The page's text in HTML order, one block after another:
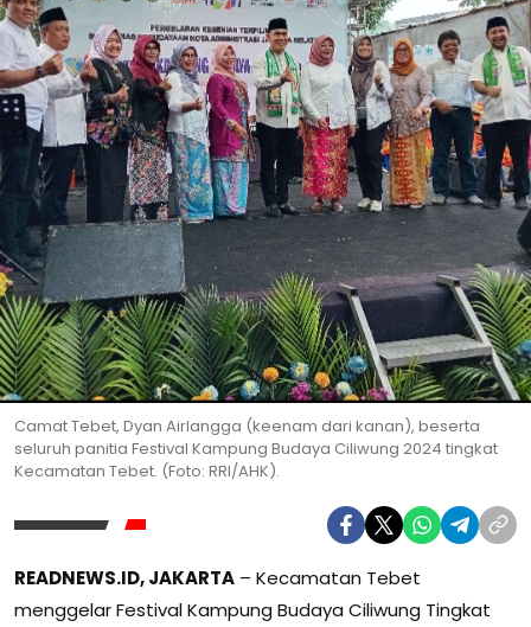
Camat Tebet, Dyan Airlangga (keenam dari kanan), beserta
seluruh panitia Festival Kampung Budaya Ciliwung 2024 tingkat
Kecamatan Tebet. (Foto: RRI/AHK).
READNEWS.ID, JAKARTA – Kecamatan Tebet
menggelar Festival Kampung Budaya Ciliwung Tingkat